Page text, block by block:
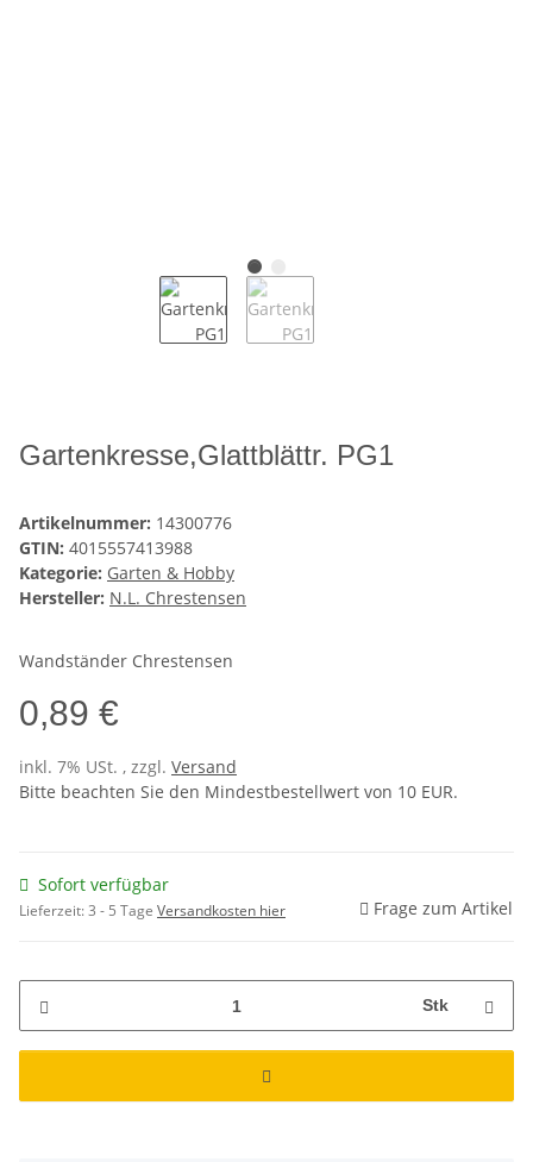
Gartenkresse,Glattblättr. PG1
Artikelnummer: 14300776
GTIN: 4015557413988
Kategorie: Garten & Hobby
Hersteller: N.L. Chrestensen
Wandständer Chrestensen
0,89 €
inkl. 7% USt. , zzgl. Versand
Bitte beachten Sie den Mindestbestellwert von 10 EUR.
Sofort verfügbar
Lieferzeit:3 - 5 Tage Versandkosten hier Frage zum Artikel
Stk